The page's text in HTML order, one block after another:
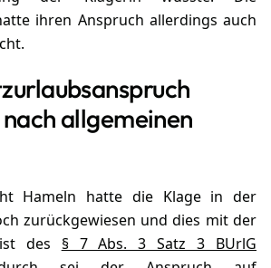
ihren Anspruch allerdings auch
allgemeinen
Hameln hatte die Klage in der
zurückgewiesen und dies mit der
des § 7 Abs. 3 Satz 3 BUrlG